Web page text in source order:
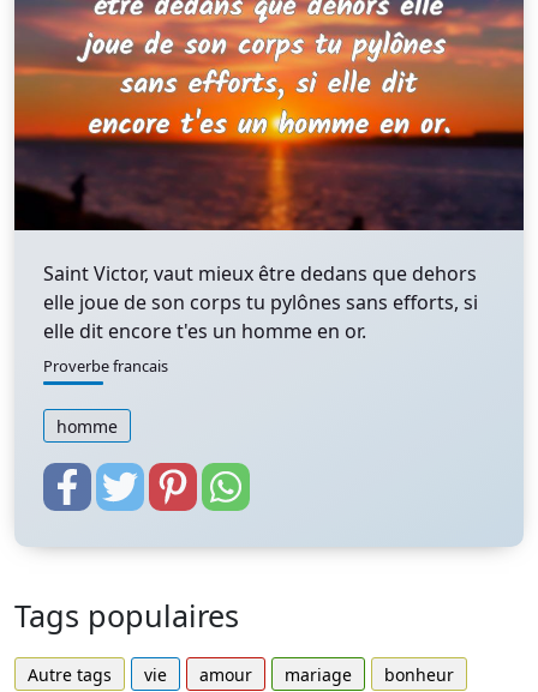
Saint Victor, vaut mieux être dedans que dehors
elle joue de son corps tu pylônes sans efforts, si
elle dit encore t'es un homme en or.
Proverbe francais
homme
Tags populaires
Autre tags vie amour mariage
bonheur